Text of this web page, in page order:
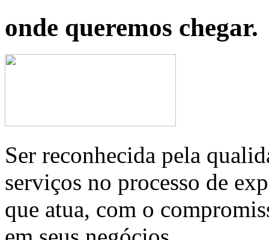
onde queremos chegar.
Ser reconhecida pela
serviços no processo de
que atua, com o